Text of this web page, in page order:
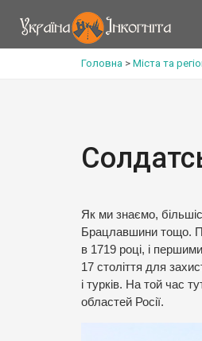
Головна > Міста та
Як ми знаємо,
Брацлавшини тощо.
в 1719 році, і
17 століття для
і турків. На той час
областей Росії.